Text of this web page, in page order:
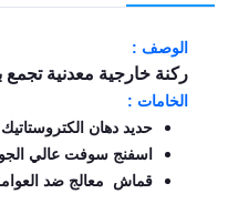
EN
تسجيل
الدخول
اشترك
الآن
الوصف :
ركنة خارجية معدنية تجمع
الخامات :
حديد دهان الكتروستاتيك
اسفنج سوفت عالي
قماش معالج ضد